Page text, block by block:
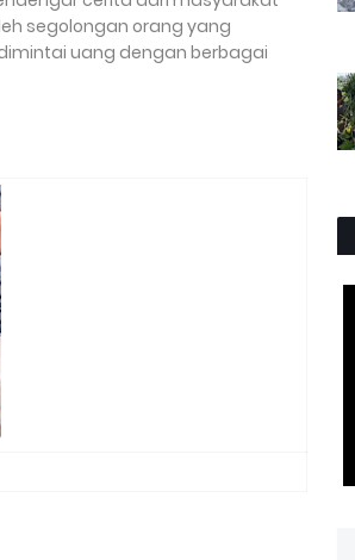
segolongan orang yang
uang dengan berbagai